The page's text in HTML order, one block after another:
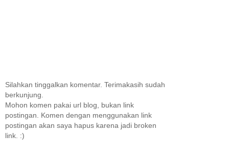
Silahkan tinggalkan komentar. Terimakasih sudah
berkunjung.
Mohon komen pakai url blog, bukan link
postingan. Komen dengan menggunakan link
postingan akan saya hapus karena jadi broken
link. :)